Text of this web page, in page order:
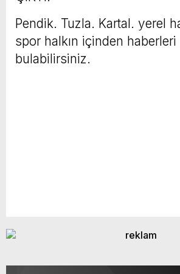
Pendik. Tuzla. Kartal. yerel
spor halkın içinden haberleri
bulabilirsiniz.